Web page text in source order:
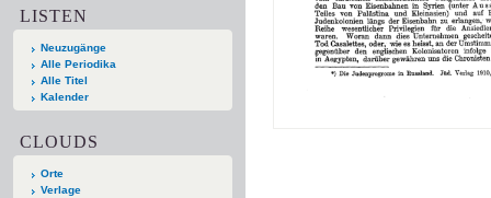
LISTEN
Neuzugänge
Alle Periodika
Alle Titel
Kalender
CLOUDS
Orte
Verlage